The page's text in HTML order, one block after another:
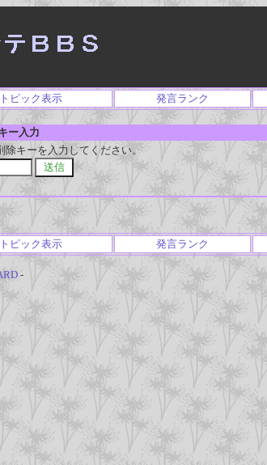
トピック表示 発言ランク
ー入力
除キーを入力してください。
トピック表示 発言ランク
-